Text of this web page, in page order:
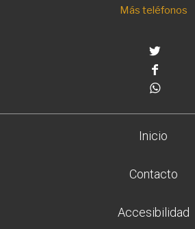
Más teléfonos
Inicio
Contacto
Accesibilidad